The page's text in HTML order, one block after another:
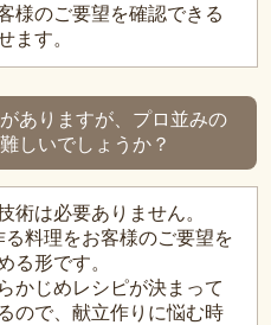
様のご要望を確認できる
ます。
ありますが、プロ並みの
しいでしょうか？
術は必要ありません。
料理をお客様のご要望を
る形です。
かじめレシピが決まって
ので、献立作りに悩む時